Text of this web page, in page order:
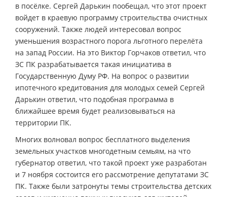
в посёлке. Сергей Дарькин пообещал, что этот проект
войдет в краевую программу строительства очистных
сооружений. Также людей интересовал вопрос
уменьшения возрастного порога льготного перелёта
на запад России. На это Виктор Горчаков ответил, что
ЗС ПК разрабатывается такая инициатива в
Государственную Думу РФ. На вопрос о развитии
ипотечного кредитования для молодых семей Сергей
Дарькин ответил, что подобная программа в
ближайшее время будет реализовываться на
территории ПК.
Многих волновал вопрос бесплатного выделения
земельных участков многодетным семьям, на что
губернатор ответил, что такой проект уже разработан
и 7 ноября состоится его рассмотрение депутатами ЗС
ПК. Также были затронуты темы строительства детских